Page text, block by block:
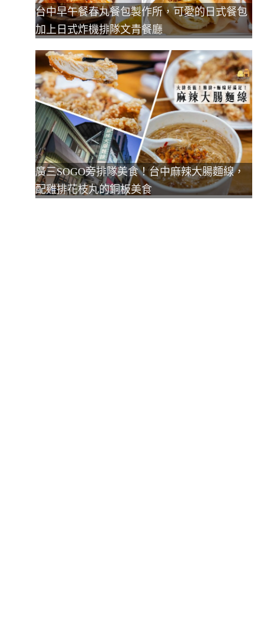
台中早午餐春丸餐包製作所，可愛的日式餐包
加上日式炸機排隊文青餐廳
廣三SOGO旁排隊美食！台中麻辣大腸麵線，
配雞排花枝丸的銅板美食